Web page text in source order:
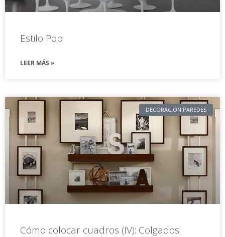
Estilo Pop
LEER MÁS »
DECORACIÓN PAREDES
Cómo colocar cuadros (IV): Colgados